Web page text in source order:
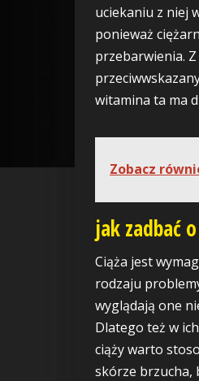
uciekaniu z niej
ponieważ
przebarwienia.
witamina ta ma
Zobacz
jak zadbać
Ciąża jest
rodzaju
wyglądają one
Dlatego też w
ciąży warto
skórze brzucha,